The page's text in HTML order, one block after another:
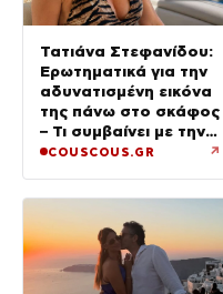
Τατιάνα Στεφανίδου:
Ερωτηματικά για την
αδυνατισμένη εικόνα
της πάνω στο σκάφος
– Τι συμβαίνει με την
υγεία της;
COUSCOUS.GR ↗